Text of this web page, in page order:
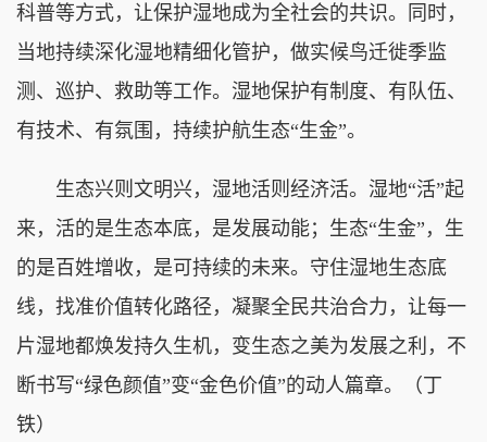
科普等方式，让保护湿地成为全社会的共识。同时，
当地持续深化湿地精细化管护，做实候鸟迁徙季监
测、巡护、救助等工作。湿地保护有制度、有队伍、
有技术、有氛围，持续护航生态“生金”。
生态兴则文明兴，湿地活则经济活。湿地“活”起
来，活的是生态本底，是发展动能；生态“生金”，生
的是百姓增收，是可持续的未来。守住湿地生态底
线，找准价值转化路径，凝聚全民共治合力，让每一
片湿地都焕发持久生机，变生态之美为发展之利，不
断书写“绿色颜值”变“金色价值”的动人篇章。（丁
铁）